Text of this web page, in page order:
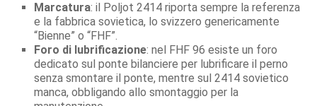
Marcatura: il Poljot 2414 riporta sempre la referenza
e la fabbrica sovietica, lo svizzero genericamente
“Bienne” o “FHF”.
Foro di lubrificazione: nel FHF 96 esiste un foro
dedicato sul ponte bilanciere per lubrificare il perno
senza smontare il ponte, mentre sul 2414 sovietico
manca, obbligando allo smontaggio per la